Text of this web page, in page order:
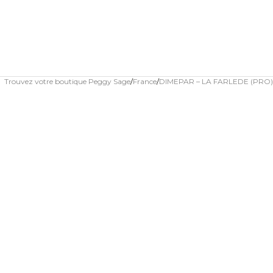
Trouvez votre boutique Peggy Sage France DIMEPAR – LA FARLEDE (PRO)